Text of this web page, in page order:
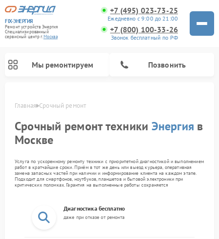
FIX-ЭНЕРГИЯ
Ремонт устройств Энергия
Специализированный
cервисный центр г.Москва
+7 (495) 023-73-25
Ежедневно с 9:00 до 21:00
+7 (800) 100-33-26
Звонок бесплатный по РФ
Мы ремонтируем Позвонить
Главная Срочный ремонт
Срочный ремонт техники Энергия в
Москве
Услуга по ускоренному ремонту техники с приоритетной диагностикой и выполнением
работ в кратчайшие сроки. Приём в тот же день или выезд курьера, оперативная
замена запасных частей при наличии и информирование клиента на каждом этапе.
Подходит для смартфонов, ноутбуков, планшетов и бытовой электроники при
критических поломках. Гарантия на выполненные работы сохраняется
Диагностика бесплатно
даже при отказе от ремонта